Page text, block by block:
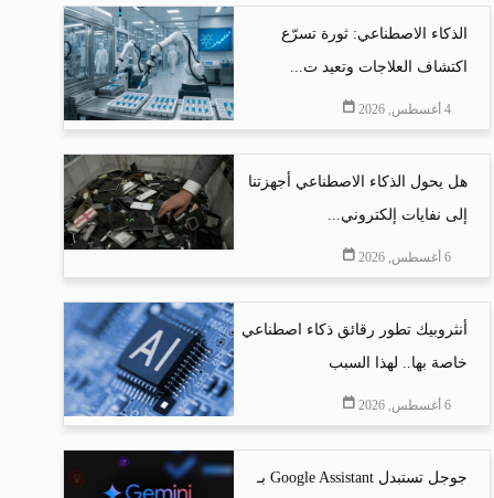
الذكاء الاصطناعي: ثورة تسرّع
اكتشاف العلاجات وتعيد ت...
4 أغسطس, 2026
هل يحول الذكاء الاصطناعي أجهزتنا
إلى نفايات إلكتروني...
6 أغسطس, 2026
أنثروبيك تطور رقائق ذكاء اصطناعي
خاصة بها.. لهذا السبب
6 أغسطس, 2026
جوجل تستبدل Google Assistant بـ